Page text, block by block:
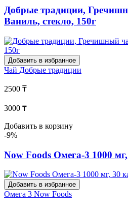
Добрые традиции,
Ваниль, стекло, 150г
Добавить в избранное
Чай Добрые традиции
2500 ₸
3000 ₸
Добавить в корзину
-9%
Now Foods Омега-3 1000
Добавить в избранное
Омега 3 Now Foods